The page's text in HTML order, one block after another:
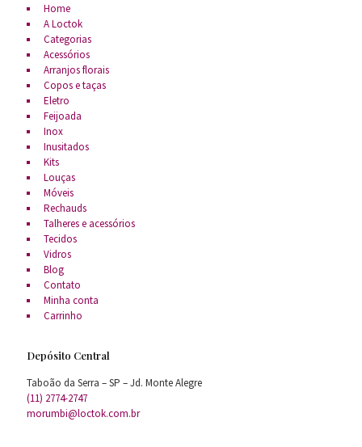
Home
A Loctok
Categorias
Acessórios
Arranjos florais
Copos e taças
Eletro
Feijoada
Inox
Inusitados
Kits
Louças
Móveis
Rechauds
Talheres e acessórios
Tecidos
Vidros
Blog
Contato
Minha conta
Carrinho
Depósito Central
Taboão da Serra – SP – Jd. Monte Alegre
(11) 2774-2747
morumbi@loctok.com.br